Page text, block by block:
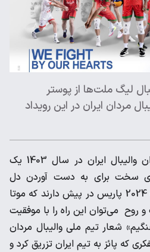
لیگ ملت‌ها از پوستر
مردان ایران در این رویداد
، مردان والیبال ایران در سال 1403 یک
سخت برای به دست آوردن دل
هواداران و صعود به المپیک 2024 پاریس در پیش دارند که موتا
روح می‌توان این راه را با موفقیت
شعار تیم ملی والیبال مردان
2024 است، تفکری که پائز به تیم ایران تزریق کرد و